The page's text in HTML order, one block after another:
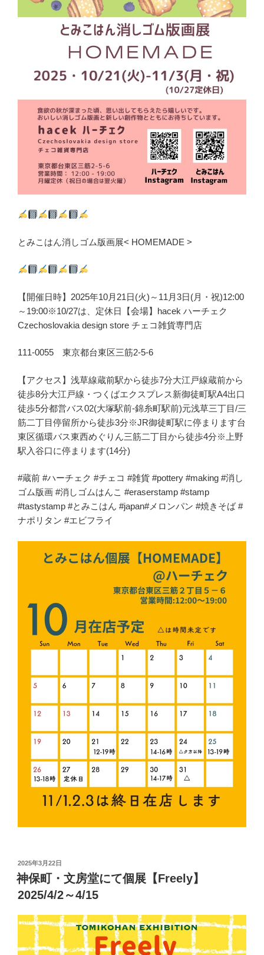
とみこはん消しゴム版画展< HOMEMADE >
【開催日時】2025年10月21日(火)～11月3日(月・祝)12:00
～19:00※10/27は、定休日【会場】hacek ハーチェク
Czechoslovakia design store チェコ雑貨専門店
111-0055 東京都台東区三筋2-5-6
【アクセス】浅草線蔵前駅から徒歩7分大江戸線蔵前から
徒歩8分大江戸線・つくばエクスプレス新御徒町駅A4出口
徒歩5分都営バス02(大塚駅前-錦糸町駅前)元浅草三丁目/三
筋二丁目停留所から徒歩3分※JR御徒町駅に停まります台
東区循環バス東西めぐりん三筋二丁目から徒歩4分※上野
駅入谷口に停まります(14分)
#蔵前 #ハーチェク #チェコ #雑貨 #pottery #making #消し
ゴム版画 #消しゴムはんこ #eraserstamp #stamp
#tastystamp #とみこはん #japan#メロンパン #焼きそば #
ナポリタン #エビフライ
投
稿
日:
2025年3月22日
神保町・文房堂にて個展【Freely】
2025/4/2～4/15